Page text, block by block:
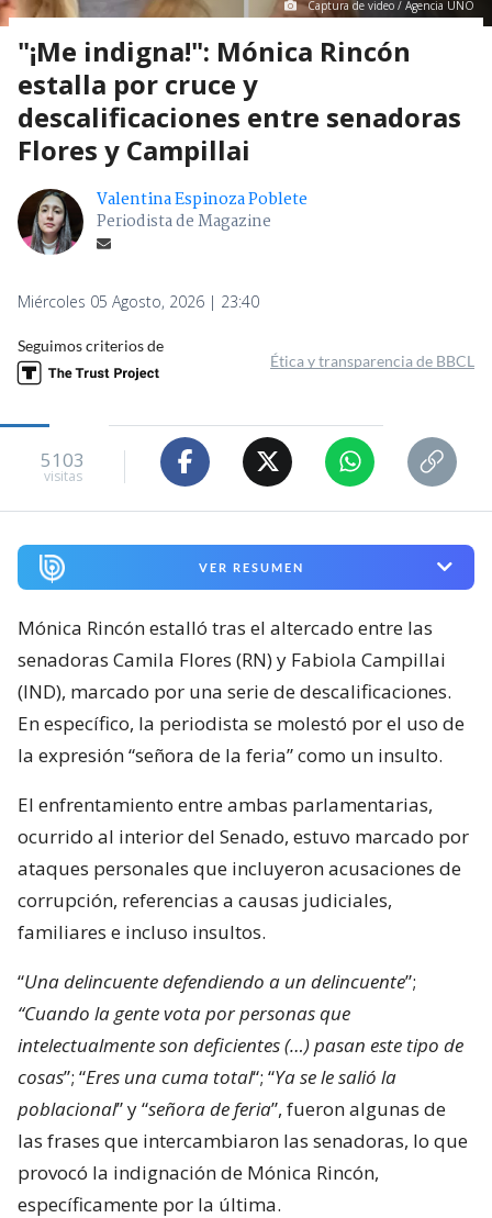
Captura de video / Agencia UNO
"¡Me indigna!": Mónica Rincón
estalla por cruce y
descalificaciones entre senadoras
Flores y Campillai
Valentina Espinoza Poblete
Periodista de Magazine
Miércoles 05 Agosto, 2026 | 23:40
Seguimos criterios de
Ética y transparencia de BBCL
5103
visitas
VER RESUMEN
Mónica Rincón estalló tras el altercado entre las
senadoras Camila Flores (RN) y Fabiola Campillai
(IND), marcado por una serie de descalificaciones.
En específico, la periodista se molestó por el uso de
la expresión “señora de la feria” como un insulto.
El enfrentamiento entre ambas parlamentarias,
ocurrido al interior del Senado, estuvo marcado por
ataques personales que incluyeron acusaciones de
corrupción, referencias a causas judiciales,
familiares e incluso insultos.
“Una delincuente defendiendo a un delincuente”;
“Cuando la gente vota por personas que
intelectualmente son deficientes (…) pasan este tipo de
cosas”; “Eres una cuma total“; “Ya se le salió la
poblacional” y “señora de feria”, fueron algunas de
las frases que intercambiaron las senadoras, lo que
provocó la indignación de Mónica Rincón,
específicamente por la última.